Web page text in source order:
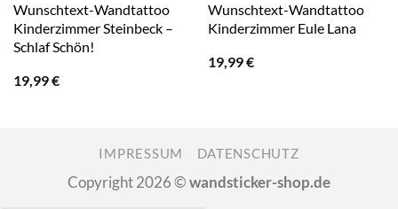
Wunschtext-Wandtattoo
Kinderzimmer Steinbeck –
Schlaf Schön!
19,99€
Wunschtext-Wandtattoo
Kinderzimmer Eule Lana
19,99€
IMPRESSUM DATENSCHUTZ
Copyright 2026 ©wandsticker-shop.de